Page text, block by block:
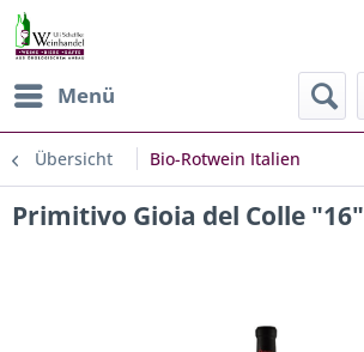
Menü
Übersicht Bio-Rotwein Italien
Primitivo Gioia del Colle "16"